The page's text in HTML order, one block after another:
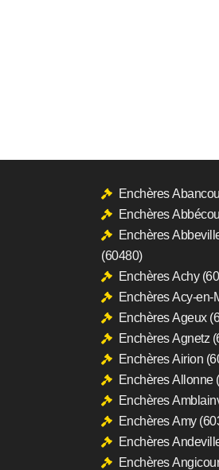
Enchères
Enchères
Enchères
(60480)
Enchères Achy
Enchères Acy-en-
Enchères Ageux
Enchères Agnetz
Enchères Airion
Enchères Allonne
Enchères
Enchères Amy
Enchères
Enchères